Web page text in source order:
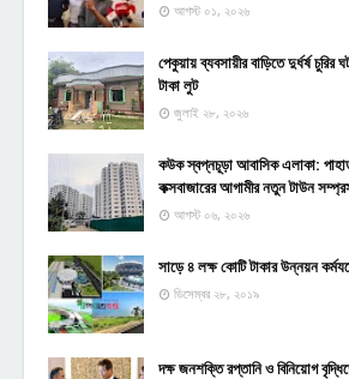
আগস্ট ০১, ২০২৬
পেকুয়ায় ব্যবসায়ীর বাড়িতে দুর্ধর্ষ
টাকা লুট
জুলাই ২৮, ২০২৬
কউক স্বপ্নচূড়া আবাসিক এলাকা:
কক্সবাজারের আগামীর নতুন টাউন
আগস্ট ০৬, ২০২৬
সাড়ে ৪ লক্ষ কোটি টাকার উন্নয়ন
ডিসেম্বর ২৮, ২০১৯
দক্ষ জনশক্তি রপ্তানি ও বিনিয়োগ